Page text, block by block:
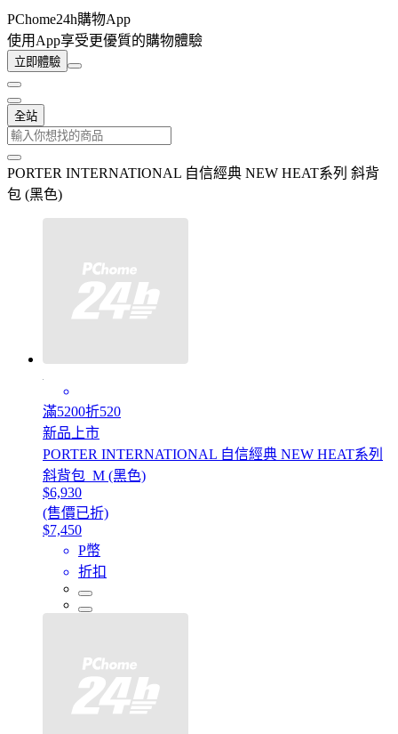
PChome24h購物App
使用App享受更優質的購物體驗
立即體驗
全站
PORTER INTERNATIONAL 自信經典 NEW HEAT系列 斜背
包 (黑色)
滿5200折520
新品上市
PORTER INTERNATIONAL 自信經典 NEW HEAT系列
斜背包_M (黑色)
$6,930
(售價已折)
$7,450
P幣
折扣